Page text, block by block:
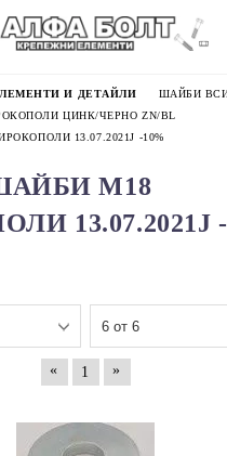
И ДЕТАЙЛИ
ШАЙБИ
ЦИНК/ЧЕРНО ZN/BL
13.07.2021J -10%
M18
13.07.2021J -
« 1 »